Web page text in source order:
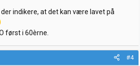
indikere, at det kan være lavet på
først i 60èrne.
#4